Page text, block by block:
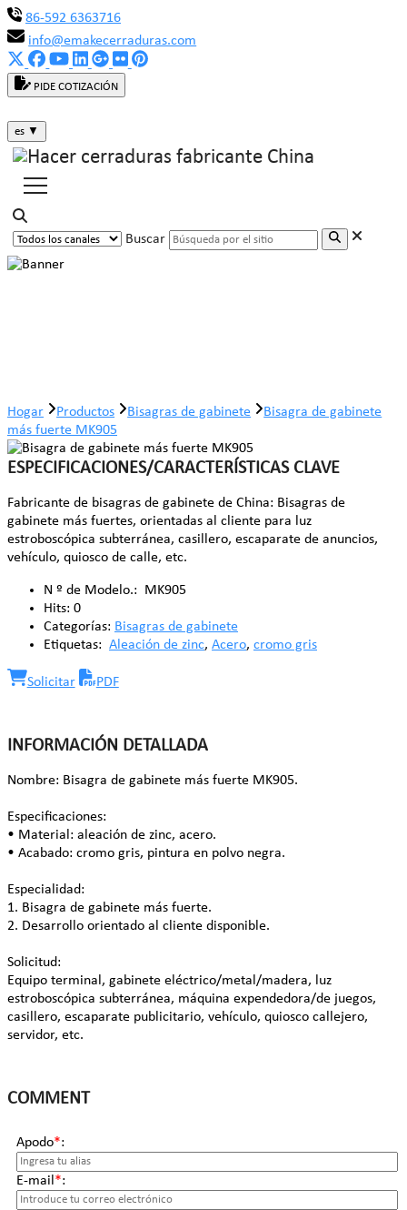
86-592 6363716
info@emakecerraduras.com
PIDE COTIZACIÓN
es ▼
Buscar
Hogar Productos Bisagras de gabinete
Bisagra de gabinete
más fuerte MK905
ESPECIFICACIONES/CARACTERÍSTICAS CLAVE
Fabricante de bisagras de gabinete de China: Bisagras de
gabinete más fuertes, orientadas al cliente para luz
estroboscópica subterránea, casillero, escaparate de anuncios,
vehículo, quiosco de calle, etc.
N º de Modelo.:
MK905
Hits: 0
Categorías: Bisagras de gabinete
Etiquetas: Aleación de zinc, Acero, cromo gris
Solicitar PDF
INFORMACIÓN DETALLADA
Nombre: Bisagra de gabinete más fuerte MK905.
Especificaciones:
• Material: aleación de zinc, acero.
• Acabado: cromo gris, pintura en polvo negra.
Especialidad:
1. Bisagra de gabinete más fuerte.
2. Desarrollo orientado al cliente disponible.
Solicitud:
Equipo terminal, gabinete eléctrico/metal/madera, luz
estroboscópica subterránea, máquina expendedora/de juegos,
casillero, escaparate publicitario, vehículo, quiosco callejero,
servidor, etc.
COMMENT
Apodo*:
E-mail *: